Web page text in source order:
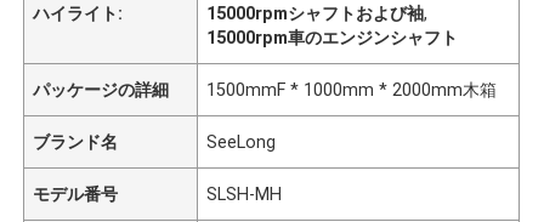
ハイライト:
15000rpmシャフトおよび袖,
15000rpm車のエンジンシャフト
パッケージの詳細 1500mmF * 1000mm * 2000mm木箱
ブランド名 SeeLong
モデル番号 SLSH-MH